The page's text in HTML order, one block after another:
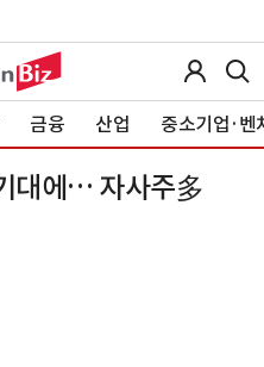
금융 산업 중소기업·벤
대에… 자사주多